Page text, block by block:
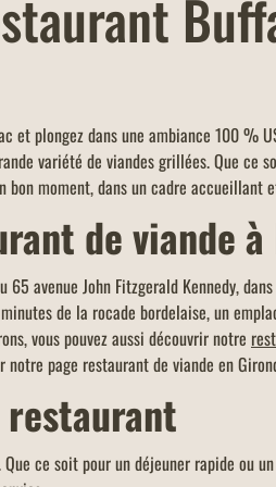
& collect (avec paiement sur place),
montant minimum de 40 euros.
et plongez dans une ambiance 100 %
variété de viandes grillées. Que ce
moment, dans un cadre accueillant
de viande
avenue John Fitzgerald Kennedy,
de la rocade bordelaise, un
vous pouvez aussi découvrir notre
page restaurant de viande en
ce soit pour un déjeuner rapide ou